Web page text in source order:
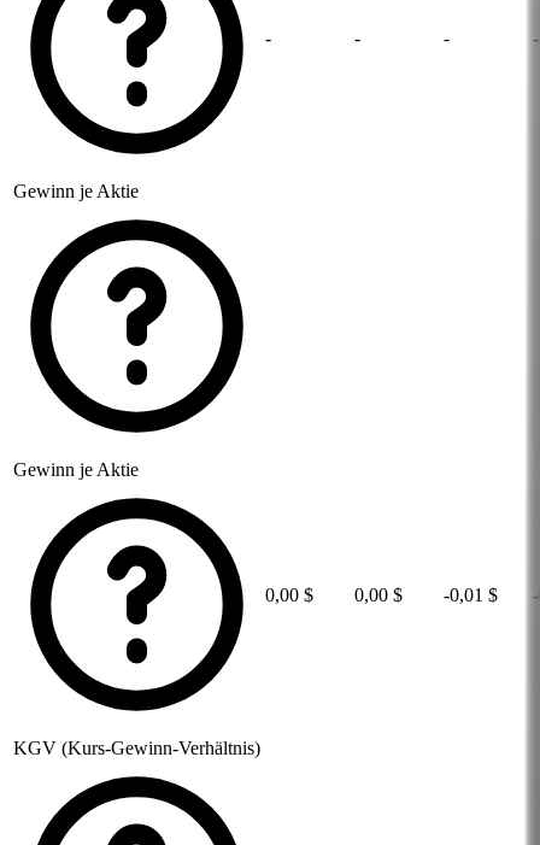
- - - -
Gewinn je Aktie
Gewinn je Aktie
0,00 $ 0,00 $ -0,01 $
KGV (Kurs-Gewinn-Verhältnis)